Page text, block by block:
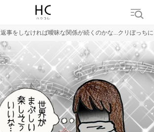
返事をしなければ曖昧な関係が続くのかな...クリぼっち